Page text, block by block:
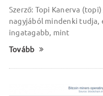
Szerző: Topi Kanerva
nagyjából mindenki tudja,
ingatagabb, mint
Tovább